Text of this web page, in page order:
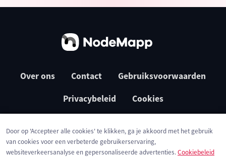
Over ons Contact Gebruiksvoorwaarden
Privacybeleid Cookies
Door op 'Accepteer alle cookies' te klikken, ga je akkoord met het gebruik
van cookies voor een verbeterde gebruikerservaring,
websiteverkeersanalyse en gepersonaliseerde advertenties.Cookiebeleid